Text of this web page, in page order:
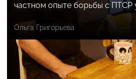
частном опыте борьбы с
Ольга Григорьева